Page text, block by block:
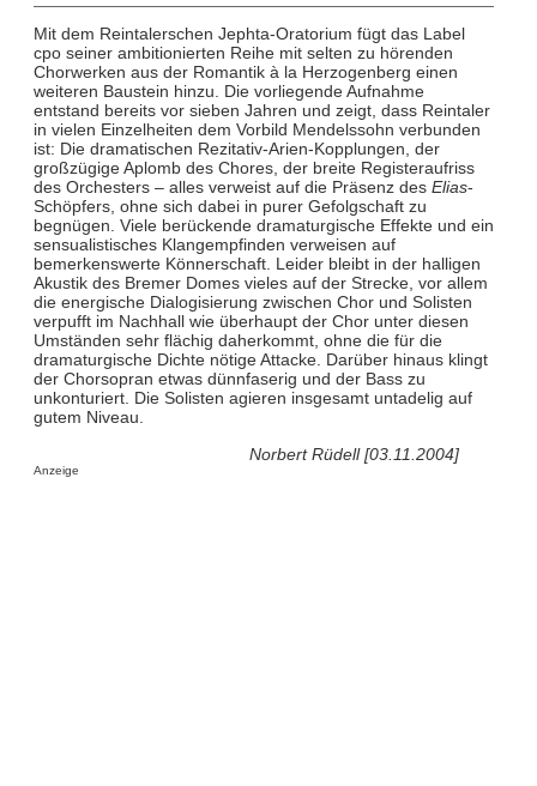
Mit dem Reintalerschen Jephta-Oratorium fügt das Label
cpo seiner ambitionierten Reihe mit selten zu hörenden
Chorwerken aus der Romantik à la Herzogenberg einen
weiteren Baustein hinzu. Die vorliegende Aufnahme
entstand bereits vor sieben Jahren und zeigt, dass Reintaler
in vielen Einzelheiten dem Vorbild Mendelssohn verbunden
ist: Die dramatischen Rezitativ-Arien-Kopplungen, der
großzügige Aplomb des Chores, der breite Registeraufriss
des Orchesters – alles verweist auf die Präsenz des Elias-
Schöpfers, ohne sich dabei in purer Gefolgschaft zu
begnügen. Viele berückende dramaturgische Effekte und ein
sensualistisches Klangempfinden verweisen auf
bemerkenswerte Könnerschaft. Leider bleibt in der halligen
Akustik des Bremer Domes vieles auf der Strecke, vor allem
die energische Dialogisierung zwischen Chor und Solisten
verpufft im Nachhall wie überhaupt der Chor unter diesen
Umständen sehr flächig daherkommt, ohne die für die
dramaturgische Dichte nötige Attacke. Darüber hinaus klingt
der Chorsopran etwas dünnfaserig und der Bass zu
unkonturiert. Die Solisten agieren insgesamt untadelig auf
gutem Niveau.
Norbert Rüdell [03.11.2004]
Anzeige